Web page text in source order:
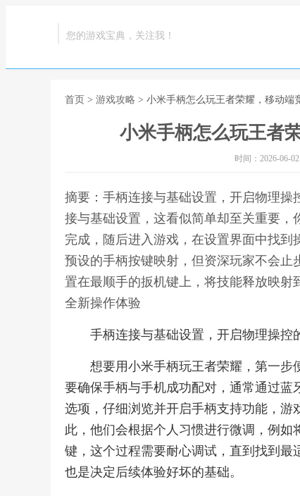
您的游戏宝典，关注我！
首页 > 游戏攻略 > 小米手柄怎么玩王者荣耀，移动端
小米手柄怎么玩王者
时间：2026-06-
摘要：手柄连接与基础设置，开启物理
接与基础设置，这看似简单却至关重要
完成，随后进入游戏，在设置界面中找
预设的手柄按键映射，但资深玩家不会
置在最顺手的扳机键上，将技能释放映
全新操作体验
手柄连接与基础设置，开启物理操控
想要用小米手柄玩王者荣耀，第一
要确保手柄与手机成功配对，通常通过
选项，仔细浏览并开启手柄支持功能，
此，他们会根据个人习惯进行微调，例
键，这个过程需要耐心调试，直到找到最
也是决定后续体验好坏的基础。